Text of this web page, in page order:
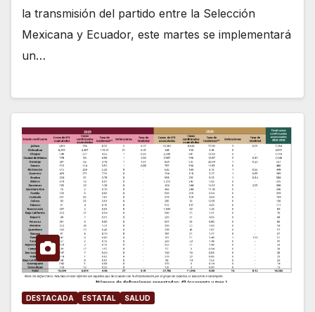
la transmisión del partido entre la Selección
Mexicana y Ecuador, este martes se implementará
un…
DESTACADA ESTATAL SALUD